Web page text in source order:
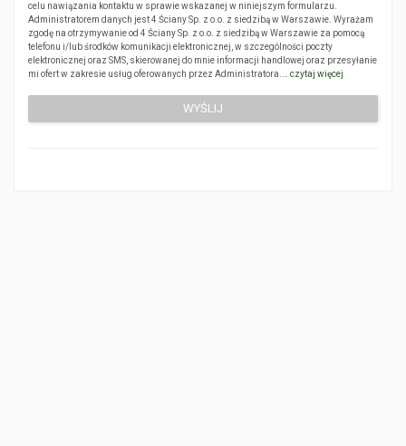
celu nawiązania kontaktu w sprawie wskazanej w niniejszym formularzu.
Administratorem danych jest 4 Ściany Sp. z o.o. z siedzibą w Warszawie. Wyrażam
zgodę na otrzymywanie od 4 Ściany Sp. z o.o. z siedzibą w Warszawie za pomocą
telefonu i/lub środków komunikacji elektronicznej, w szczególności poczty
elektronicznej oraz SMS, skierowanej do mnie informacji handlowej oraz przesyłanie
mi ofert w zakresie usług oferowanych przez Administratora.… czytaj więcej